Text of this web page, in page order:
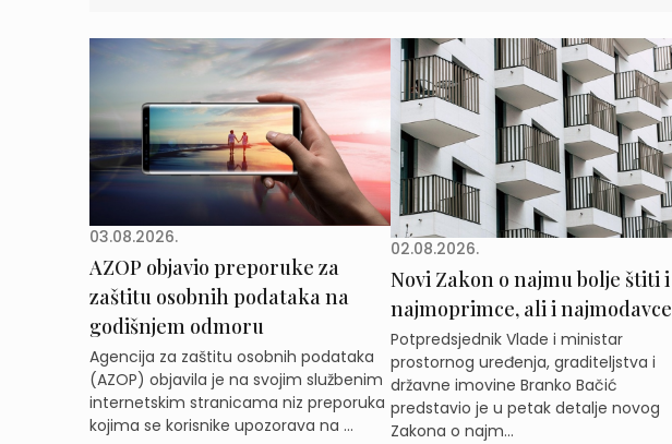
03.08.2026.
AZOP objavio preporuke za
zaštitu osobnih podataka na
godišnjem odmoru
Agencija za zaštitu osobnih podataka
(AZOP) objavila je na svojim službenim
internetskim stranicama niz preporuka
kojima se korisnike upozorava na ...
02.08.2026.
Novi Zakon o najmu bolje štiti i
najmoprimce, ali i najmodavce
Potpredsjednik Vlade i ministar
prostornog uređenja, graditeljstva i
državne imovine Branko Bačić
predstavio je u petak detalje novog
Zakona o najm...